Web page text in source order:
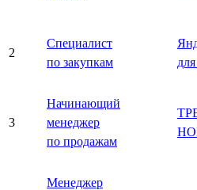
2
Специалист
по закупкам
3
Начинающий
менеджер
по продажам
Менеджер